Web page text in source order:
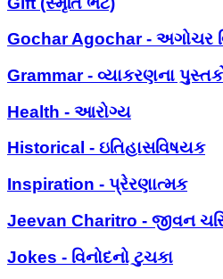
Gochar Agochar - અગોચર
Grammar - વ્યાકરણના
Health - આરોગ્ય
Historical - ઇતિહાસવિષયક
Inspiration - પ્રેરણાત્મક
Jeevan Charitro - જીવન
Jokes - વિનોદનો ટુચકા